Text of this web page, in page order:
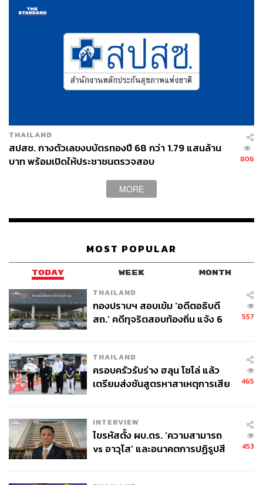
จุดมีปัญหาที่เห็นได้ชัดเจน คือรอยต่อบนพื้นจากฝาท่อที่ปิดบ่อ
เก็บสายสื่อสารเรียงต่อกันจำนวนมาก โดยทางแก้ที่ กทม. เคย
เสนอให้คือโมเดลจากถนนพระราม 3 ที่ได้ทดลองใช้วิธีการ
เย็นตรงจากโรงงาน [ADVERTORIAL]
THAILAND
สปสช. กางตัวเลขงบบัตรทองปี 68 กว่า 1.79 แสนล้าน
บาท พร้อมเปิดให้ประชาชนตรวจสอบ
806
MORE
MOST POPULAR
TODAY WEEK MONTH
THAILAND
กองปราบฯ สอบเข้ม ‘อดีตอธิบดี
สถ.’ คดีทุจริตสอบท้องถิ่น แจ้ง 6
557
THAILAND
ครอบครัวรับร่าง ฮลุน โซโล่ แล้ว
เตรียมส่งชันสูตรหาสาเหตุการเสีย
465
INTERVIEW
ไขรหัสตั้ง ผบ.ตร. ‘ความสามารถ
vs อาวุโส’ และอนาคตการปฏิรูปสี
453